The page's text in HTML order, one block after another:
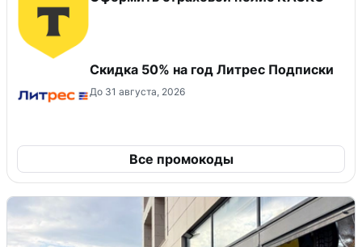
Скидка 50% на год Литрес Подписки
До 31 августа, 2026
Все промокоды